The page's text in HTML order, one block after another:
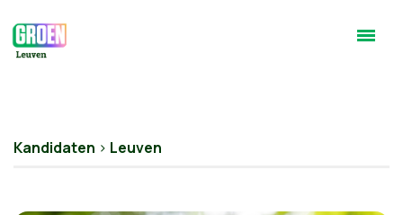
Kandidaten > Leuven